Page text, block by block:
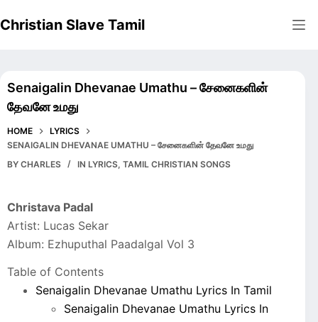
to
Christian Slave Tamil
Senaigalin Dhevanae Umathu – சேனைகளின்
தேவனே உமது
HOME
LYRICS
SENAIGALIN DHEVANAE UMATHU – சேனைகளின் தேவனே உமது
BY CHARLES IN LYRICS,TAMIL CHRISTIAN SONGS
Christava Padal
Artist: Lucas Sekar
Album: Ezhuputhal Paadalgal Vol 3
Table of Contents
Senaigalin Dhevanae Umathu Lyrics In Tamil
Senaigalin Dhevanae Umathu Lyrics In